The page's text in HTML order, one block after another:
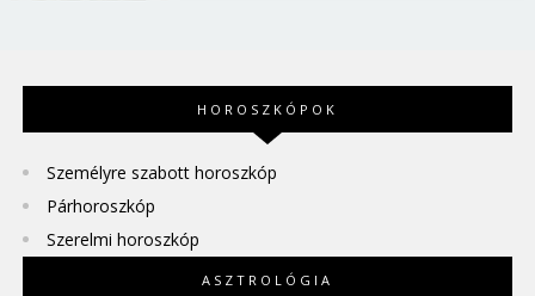
HOROSZKÓPOK
Személyre szabott horoszkóp
Párhoroszkóp
Szerelmi horoszkóp
ASZTROLÓGIA